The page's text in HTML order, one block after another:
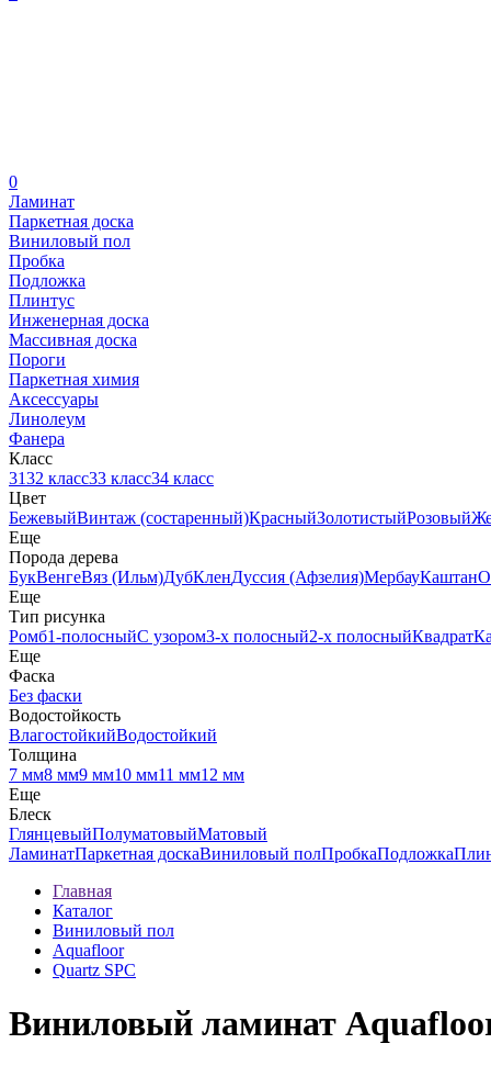
0
Ламинат
Паркетная доска
Виниловый пол
Пробка
Подложка
Плинтус
Инженерная доска
Массивная доска
Пороги
Паркетная химия
Аксессуары
Линолеум
Фанера
Класс
3132 класс33 класс34 класс
Цвет
БежевыйВинтаж (состаренный)КрасныйЗолотистыйРозовый
Еще
Порода дерева
БукВенгеВяз (Ильм)ДубКленДуссия (Афзелия)МербауКаштан
Еще
Тип рисунка
Ромб1-полосныйС узором3-х полосный2-х полосныйКвадрат
Еще
Фаска
Без фаски
Водостойкость
ВлагостойкийВодостойкий
Толщина
7 мм8 мм9 мм10 мм11 мм12 мм
Еще
Блеск
ГлянцевыйПолуматовыйМатовый
ЛаминатПаркетная доскаВиниловый полПробкаПодложка
Главная
Каталог
Виниловый пол
Aquafloor
Quartz SPC
Виниловый ламинат